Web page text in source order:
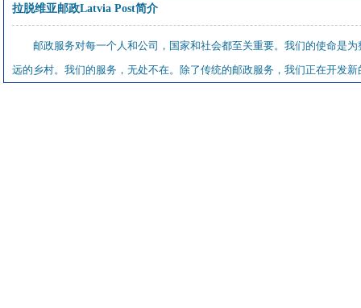
拉脱维亚邮政Latvia Post简介
邮政服务对每一个人和公司，国家和社会都至关重要。我们的使命是
远的乡村。我们的服务，无处不在。除了传统的邮政服务，我们正在开发